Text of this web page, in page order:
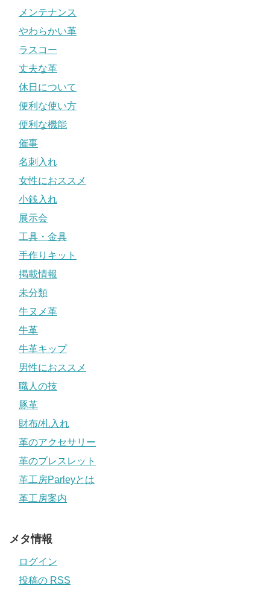
メンテナンス
やわらかい革
ラスコー
丈夫な革
休日について
便利な使い方
便利な機能
催事
名刺入れ
女性におススメ
小銭入れ
展示会
工具・金具
手作りキット
掲載情報
未分類
牛ヌメ革
牛革
牛革キップ
男性におススメ
職人の技
豚革
財布/札入れ
革のアクセサリー
革のブレスレット
革工房Parleyとは
革工房案内
メタ情報
ログイン
投稿の RSS